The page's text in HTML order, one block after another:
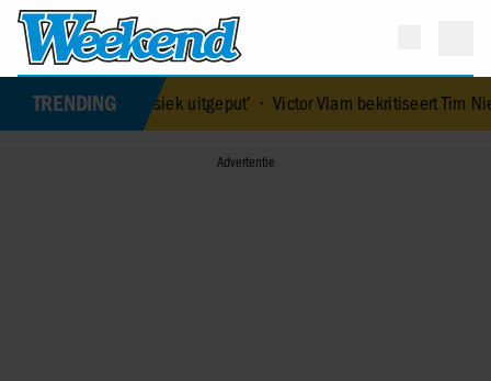
TRENDING
fysiek uitgeput’ •Victor Vlam bekritiseert Tim Niehe na